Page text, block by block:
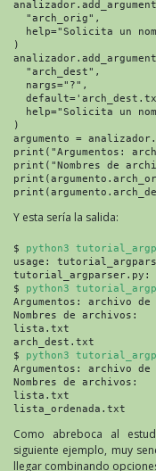
"arch_orig",
help="Solicita un
)
"arch_dest",
nargs="?",
help="Solicita un
)
argumento =
print("Argumentos:
print("Nombres de
Y esta sería la salida:
$ python3
usage:
tutorial_argparser.py:
$ python3
Argumentos: archivo
Nombres de archivos:
lista.txt
arch_dest.txt
$ python3
Argumentos: archivo
Nombres de archivos:
lista.txt
lista_ordenada.txt
Como abreboca al
siguiente ejemplo, muy
llegar combinando